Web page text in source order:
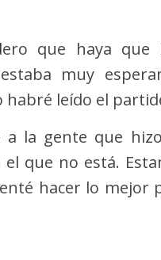
que haya que
muy
leído el
a la gente que
que no está.
hacer lo mejor